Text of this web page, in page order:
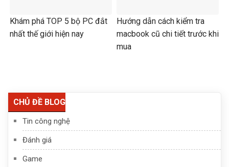
CHỦ ĐỀ BLOG
Tin công nghệ
Đánh giá
Game
Khám phá TOP 5 bộ PC đắt
nhất thế giới hiện nay
Hướng dẫn cách kiểm tra
macbook cũ chi tiết trước khi
mua